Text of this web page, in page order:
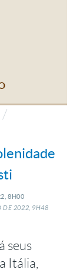
8H00
DE 2022, 9H48
seus
Itália,